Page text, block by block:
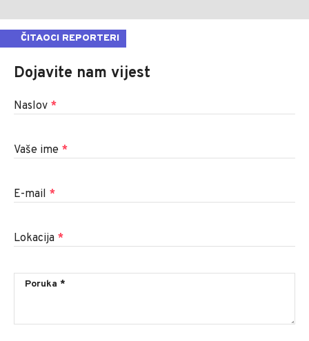
ČITAOCI REPORTERI
Dojavite nam vijest
Naslov *
Vaše ime *
E-mail *
Lokacija *